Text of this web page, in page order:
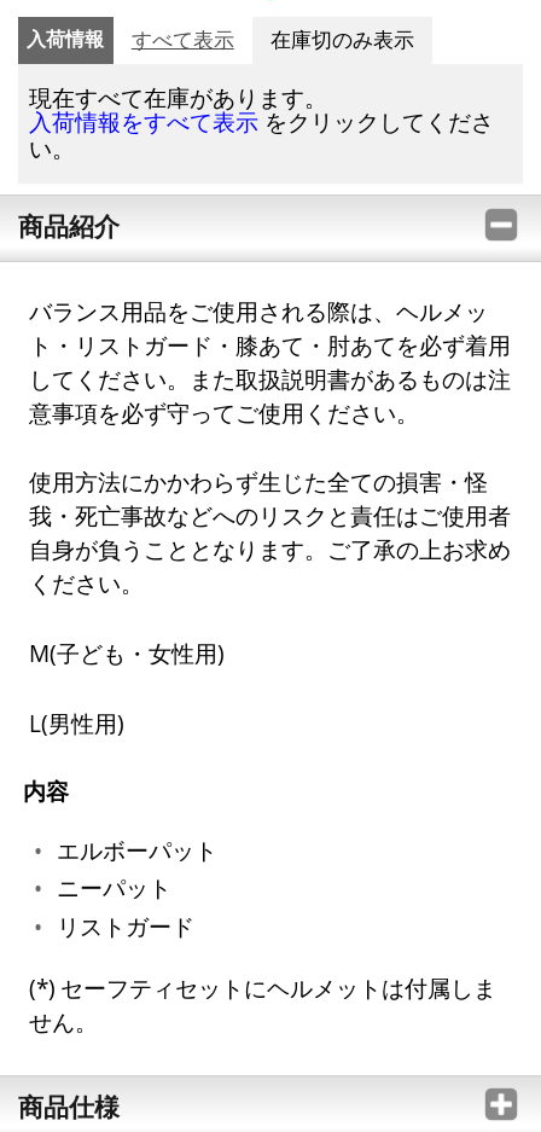
入荷情報 すべて表示 在庫切のみ表示
現在すべて在庫があります。
入荷情報をすべて表示 をクリックしてくださ
い。
商品紹介
バランス用品をご使用される際は、ヘルメッ
ト・リストガード・膝あて・肘あてを必ず着用
してください。また取扱説明書があるものは注
意事項を必ず守ってご使用ください。
使用方法にかかわらず生じた全ての損害・怪
我・死亡事故などへのリスクと責任はご使用者
自身が負うこととなります。ご了承の上お求め
ください。
M(子ども・女性用)
L(男性用)
内容
エルボーパット
ニーパット
リストガード
セーフティセットにヘルメットは付属しま
せん。
商品仕様